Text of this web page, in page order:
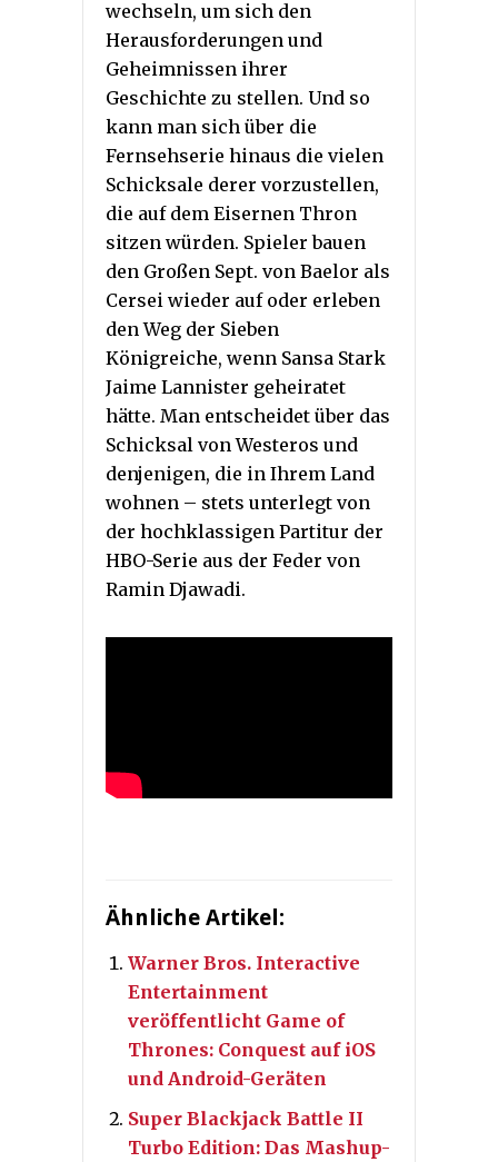
wechseln, um sich den
Herausforderungen und
Geheimnissen ihrer
Geschichte zu stellen. Und so
kann man sich über die
Fernsehserie hinaus die vielen
Schicksale derer vorzustellen,
die auf dem Eisernen Thron
sitzen würden. Spieler bauen
den Großen Sept. von Baelor als
Cersei wieder auf oder erleben
den Weg der Sieben
Königreiche, wenn Sansa Stark
Jaime Lannister geheiratet
hätte. Man entscheidet über das
Schicksal von Westeros und
denjenigen, die in Ihrem Land
wohnen – stets unterlegt von
der hochklassigen Partitur der
HBO-Serie aus der Feder von
Ramin Djawadi.
Ähnliche Artikel:
Warner Bros. Interactive
Entertainment
veröffentlicht Game of
Thrones: Conquest auf iOS
und Android-Geräten
Super Blackjack Battle II
Turbo Edition: Das Mashup-